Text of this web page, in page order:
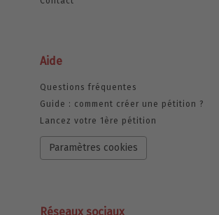
Aide
Questions fréquentes
Guide : comment créer une pétition ?
Lancez votre 1ère pétition
Paramètres cookies
Réseaux sociaux